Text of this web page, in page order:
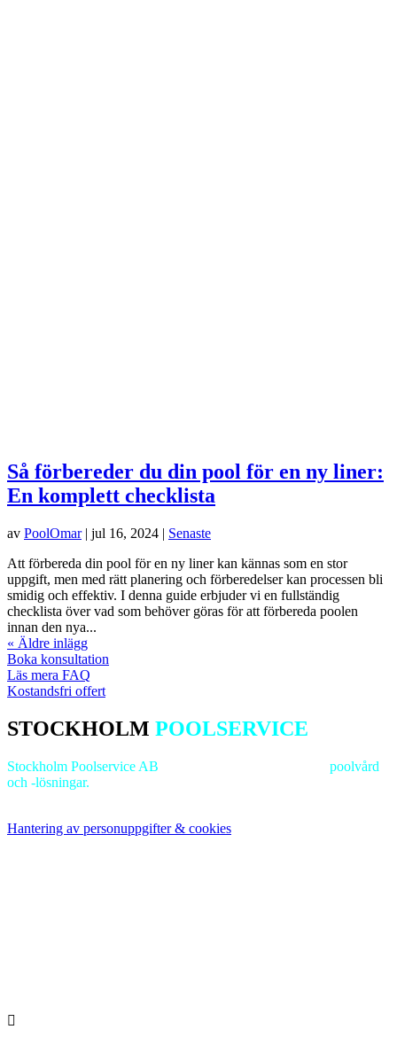
Så förbereder du din pool för en ny liner:
En komplett checklista
av PoolOmar| jul 16, 2024 | Senaste
Att förbereda din pool för en ny liner kan kännas som en stor
uppgift, men med rätt planering och förberedelser kan processen bli
smidig och effektiv. I denna guide erbjuder vi en fullständig
checklista över vad som behöver göras för att förbereda poolen
innan den nya...
« Äldre inlägg
Boka konsultation
Läs mera FAQ
Kostandsfri offert
STOCKHOLM POOLSERVICE
Stockholm Poolservice AB
poolvård
och -lösningar.
Hantering av personuppgifter & cookies
